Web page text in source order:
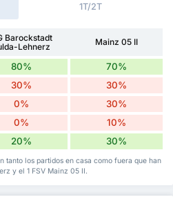
1T/2T
Barockstadt
Lehnerz
Mainz 05 II
80% 70%
30% 30%
0% 30%
0% 10%
20% 30%
tanto los partidos en casa como fuera que han
y el 1 FSV Mainz 05 II.